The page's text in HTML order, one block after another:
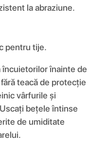
la abraziune.
pentru tije.
înainte de
teacă de protecție
vârfurile și
bețele întinse
de umiditate